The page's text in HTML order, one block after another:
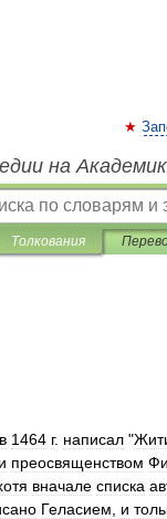
на
Толкования
в 1464 г. написал "
и преосвященством
вначале списка
Геласием и